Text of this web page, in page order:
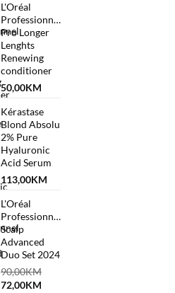
L'Oréal
Professionnel
Pro Longer
Lenghts
Renewing
conditioner
50,00KM
Kérastase
Blond Absolu
2% Pure
Hyaluronic
Acid Serum
113,00KM
L'Oréal
Professionnel
Scalp
Advanced
Duo Set 2024
90,00KM
Original
72,00KM